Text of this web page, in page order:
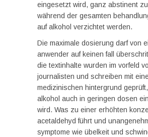
eingesetzt wird, ganz abstinent
während der gesamten
auf alkohol verzichtet werden.
Die maximale dosierung darf von
anwender auf keinen fall
die textinhalte wurden im vorfeld
journalisten und schreiben mit
medizinischen hintergrund
alkohol auch in geringen dosen
wird. Was zu einer erhöhten
acetaldehyd führt und
symptome wie übelkeit und